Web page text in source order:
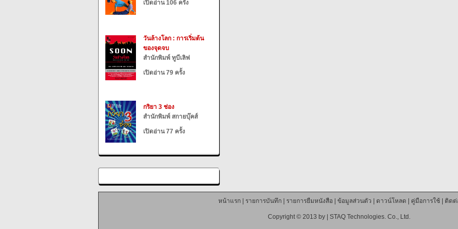
เปิดอ่าน 106 ครั้ง
วันล้างโลก : การเริ่มต้น
ของจุดจบ
สำนักพิมพ์ ทูบีเลิฟ
เปิดอ่าน 79 ครั้ง
กริยา 3 ช่อง
สำนักพิมพ์ สกายบุ๊คส์
เปิดอ่าน 77 ครั้ง
หน้าแรก| รายการบันทึก| รายการยืมหนังสือ ข้อมูลส่วนตัว ดาวน์โหลด คู่มือการใช้| ติดต่
Copyright © 2013 by | STAQ Technologies. Co., Ltd.